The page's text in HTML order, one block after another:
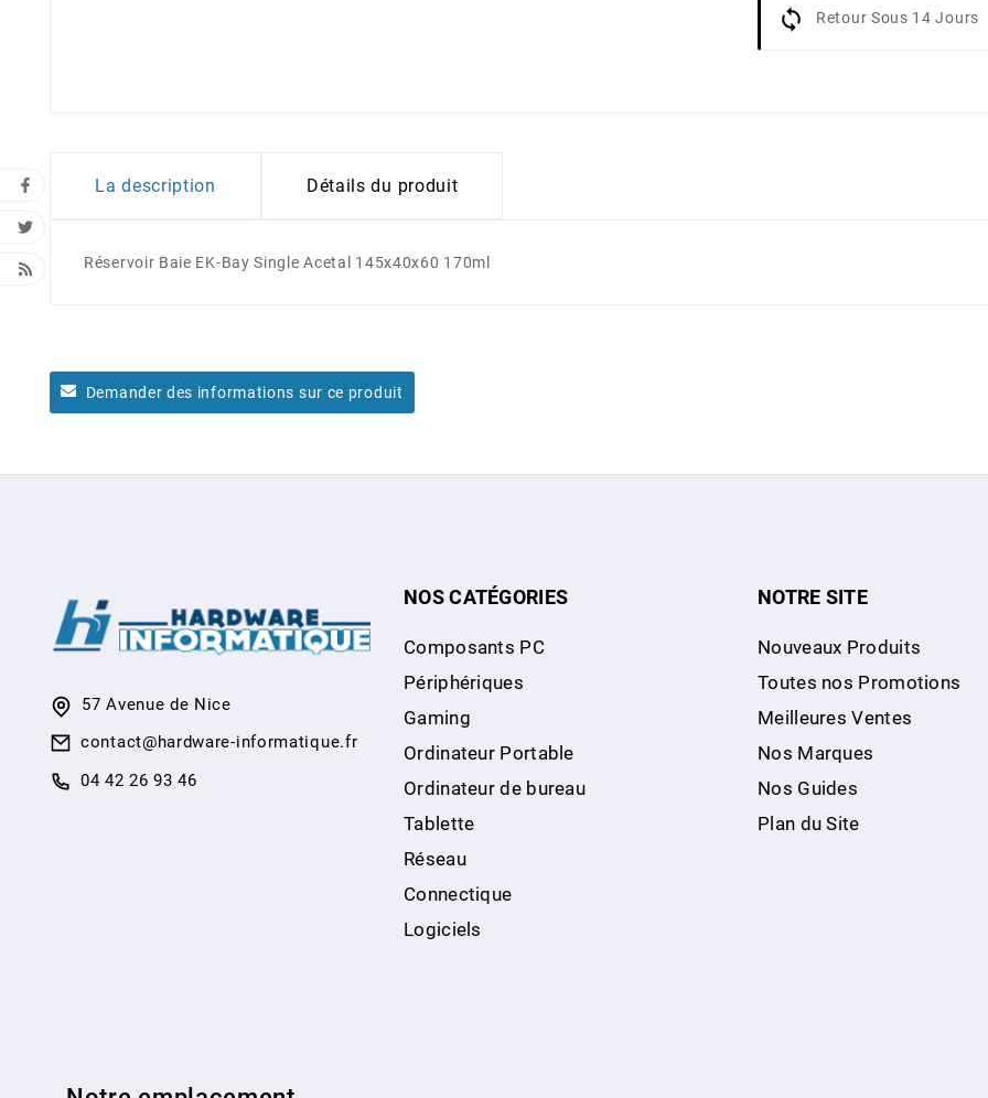
Retour Sous 14 Jours
La description Détails du produit
Réservoir Baie EK-Bay Single Acetal 145x40x60 170ml
Demander des informations sur ce produit
57 Avenue de Nice
contact@hardware-informatique.fr
04 42 26 93 46
NOS CATÉGORIES
Composants PC
Périphériques
Gaming
Ordinateur Portable
Ordinateur de bureau
Tablette
Réseau
Connectique
Logiciels
NOTRE SITE
Nouveaux Produits
Toutes nos Promotions
Meilleures Ventes
Nos Marques
Nos Guides
Plan du Site